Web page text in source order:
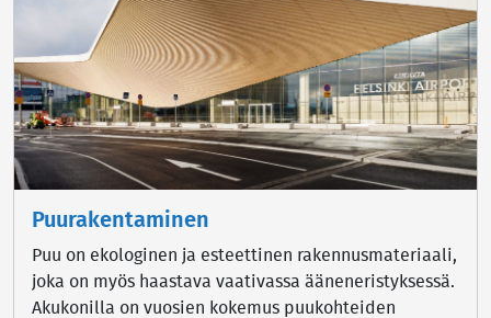
Puurakentaminen
Puu on ekologinen ja esteettinen rakennusmateriaali,
joka on myös haastava vaativassa ääneneristyksessä.
Akukonilla on vuosien kokemus puukohteiden